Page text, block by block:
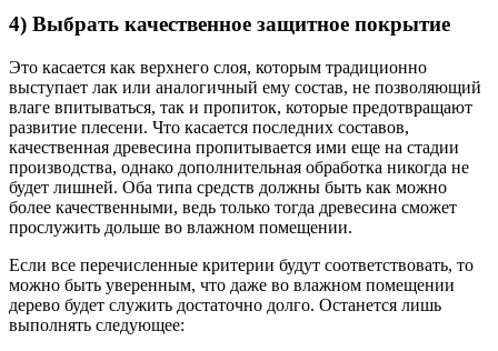
4) Выбрать качественное защитное покрытие
Это касается как верхнего слоя, которым традиционно
выступает лак или аналогичный ему состав, не позволяющий
влаге впитываться, так и пропиток, которые предотвращают
развитие плесени. Что касается последних составов,
качественная древесина пропитывается ими еще на стадии
производства, однако дополнительная обработка никогда не
будет лишней. Оба типа средств должны быть как можно
более качественными, ведь только тогда древесина сможет
прослужить дольше во влажном помещении.
Если все перечисленные критерии будут соответствовать, то
можно быть уверенным, что даже во влажном помещении
дерево будет служить достаточно долго. Останется лишь
выполнять следующее: